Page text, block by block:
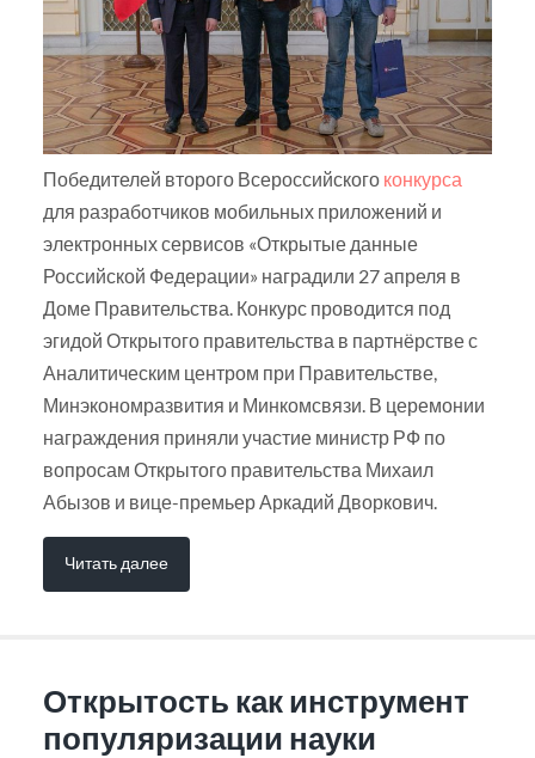
Победителей второго Всероссийского конкурса
для разработчиков мобильных приложений и
электронных сервисов «Открытые данные
Российской Федерации» наградили 27 апреля в
Доме Правительства. Конкурс проводится под
эгидой Открытого правительства в партнёрстве с
Аналитическим центром при Правительстве,
Минэкономразвития и Минкомсвязи. В церемонии
награждения приняли участие министр РФ по
вопросам Открытого правительства Михаил
Абызов и вице-премьер Аркадий Дворкович.
Читать далее
Открытость как инструмент
популяризации науки